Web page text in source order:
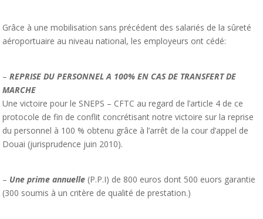
Grâce à une mobilisation sans précédent des salariés de la sûreté
aéroportuaire au niveau national, les employeurs ont cédé:
–REPRISE DU PERSONNEL A 100% EN CAS DE TRANSFERT DE
MARCHE
Une victoire pour le SNEPS – CFTC au regard de l’article 4 de ce
protocole de fin de conflit concrétisant notre victoire sur la reprise
du personnel à 100 % obtenu grâce à l’arrêt de la cour d’appel de
Douai (jurisprudence juin 2010).
– Une prime annuelle (P.P.I) de 800 euros dont 500 euors garantie
(300 soumis à un critère de qualité de prestation.)